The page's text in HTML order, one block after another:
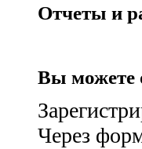
Отчеты и
Вы можете
Через